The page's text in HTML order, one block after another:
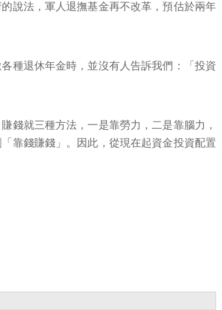
靠錢賺錢」。因此，從現在起資金投資配置